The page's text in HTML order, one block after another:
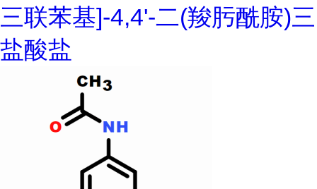
三联苯基]-4,4'-二(羧肟酰胺)三
盐酸盐